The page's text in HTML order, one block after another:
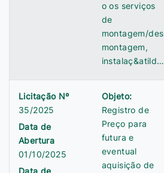
o os serviços
de
montagem/des
montagem,
instalaç&atild…
Licitação Nº
35/2025
Data de
Abertura
01/10/2025
Objeto:
Registro de
Preço para
futura e
eventual
aquisição de